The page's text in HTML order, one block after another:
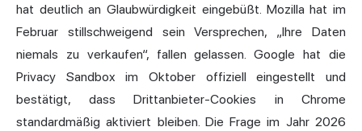
hat deutlich an Glaubwürdigkeit eingebüßt. Mozilla hat im
Februar stillschweigend sein Versprechen, „Ihre Daten
niemals zu verkaufen“, fallen gelassen. Google hat die
Privacy Sandbox im Oktober offiziell eingestellt und
bestätigt, dass Drittanbieter-Cookies in Chrome
standardmäßig aktiviert bleiben. Die Frage im Jahr 2026